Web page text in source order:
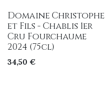
Domaine Christophe
et Fils - Chablis 1er
Cru Fourchaume
2024 (75cl)
34,50 €